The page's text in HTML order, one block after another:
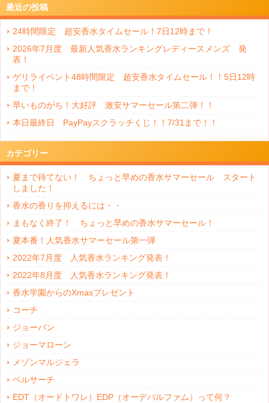
最近の投稿
24時間限定 超安香水タイムセール！7日12時まで！
2026年7月度 最新人気香水ランキングレディースメンズ 発
表！
ゲリライベント48時間限定 超安香水タイムセール！！5日12時
まで！
早いものがち！大好評 激安サマーセール第二弾！！
本日最終日 PayPayスクラッチくじ！！7/31まで！！
カテゴリー
夏まで待てない！ ちょっと早めの香水サマーセール スタート
しました！
香水の香りを抑えるには・・
まもなく終了！ ちょっと早めの香水サマーセール！
夏本番！人気香水サマーセール第一弾
2022年7月度 人気香水ランキング発表！
2022年8月度 人気香水ランキング発表！
香水学園からのXmasプレゼント
コーチ
ジョーバン
ジョーマローン
メゾンマルジェラ
ベルサーチ
EDT（オードトワレ）EDP（オーデパルファム）って何？